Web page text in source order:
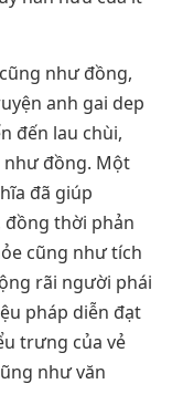
như đồng,
anh gai dep
đến lau chùi,
như đồng. Một
đã giúp
đồng thời phản
cũng như tích
rãi người phái
pháp diễn đạt
trưng của vẻ
như văn